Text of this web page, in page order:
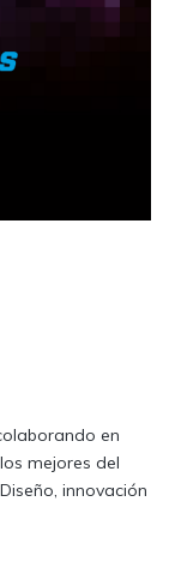
en
mejores del
innovación